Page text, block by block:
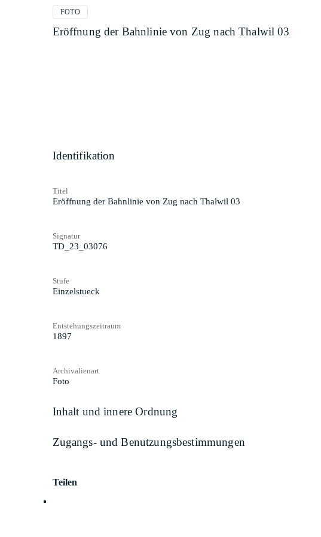
FOTO
Eröffnung der Bahnlinie von Zug nach Thalwil 03
Identifikation
Titel
Eröffnung der Bahnlinie von Zug nach Thalwil 03
Signatur
TD_23_03076
Stufe
Einzelstueck
Entstehungszeitraum
1897
Archivalienart
Foto
Inhalt und innere Ordnung
Zugangs- und Benutzungsbestimmungen
Teilen